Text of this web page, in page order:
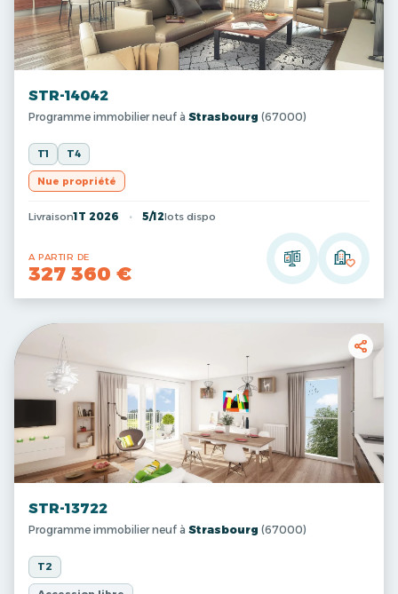
STR-14042
Programme immobilier neuf à Strasbourg (67000)
T1 T4
Nue propriété
Livraison1T 2026 5/12lots dispo
A PARTIR DE
327 360 €
STR-13722
Programme immobilier neuf à Strasbourg (67000)
T2